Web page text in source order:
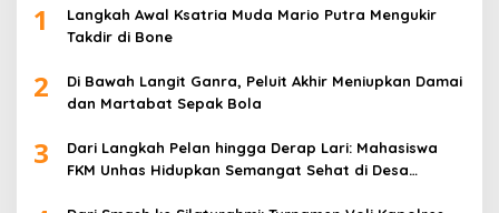
1
Langkah Awal Ksatria Muda Mario Putra Mengukir
Takdir di Bone
2
Di Bawah Langit Ganra, Peluit Akhir Meniupkan Damai
dan Martabat Sepak Bola
3
Dari Langkah Pelan hingga Derap Lari: Mahasiswa
FKM Unhas Hidupkan Semangat Sehat di Desa